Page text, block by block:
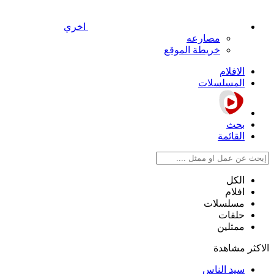
اخري
مصارعه
خريطة الموقع
الافلام
المسلسلات
بحث
القائمة
الكل
افلام
مسلسلات
حلقات
ممثلين
الاكثر مشاهدة
سيد الناس